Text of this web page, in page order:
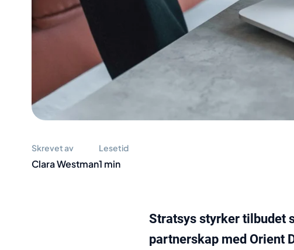
Skrevet av
Clara Westman
Lesetid
1 min
Stratsys styrker tilbudet
partnerskap med Orient